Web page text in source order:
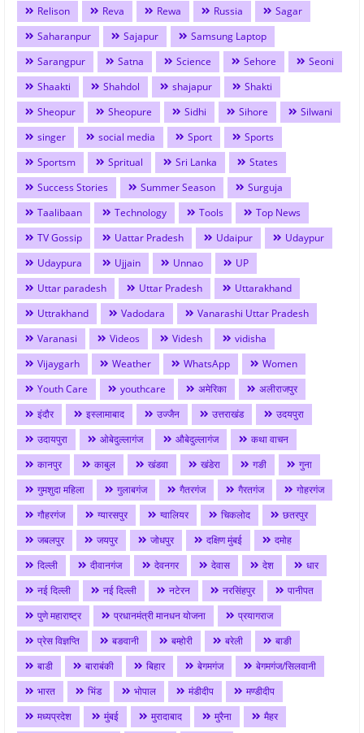
Relison
Reva Rewa Russia
Sagar
Saharanpur
Sajapur
Samsung Laptop
Sarangpur
Satna Science Sehore
Seoni
Shaakti
Shahdol shajapur
Shakti
Sheopur
Sheopure Sidhi Sihore
Silwani
singer
social media Sport
Sports
Sportsm
Spritual Sri Lanka
States
Success Stories
Summer Season
Surguja
Taalibaan
Technology Tools
Top News
TV Gossip
Uattar Pradesh Udaipur
Udaypur
Udaypura
Ujjain Unnao
UP
Uttar paradesh
Uttar Pradesh
Uttarakhand
Uttrakhand
Vadodara
Vanarashi Uttar Pradesh
Varanasi
Videos Videsh
vidisha
Vijaygarh
Weather WhatsApp
Women
Youth Care
youthcare अमेरिका
अलीराजपुर
इंदौर
इस्लामाबाद उज्जैन उत्तराखंड
उदयपुरा
उदायपुरा
ओबेदुल्लागंज औबेदुल्लागंज
कथा वाचन
कानपुर
काबुल खंडवा खंडेरा गङी
गुना
गुमशुदा महिला
गुलाबगंज गैतरगंज गैरतगंज
गोहरगंज
गौहरगंज
ग्यारसपुर ग्वालियर चिकलोद
छतरपुर
जबलपुर
जयपुर जोधपुर दक्षिण मुंबई
दमोह
दिल्ली
दीवानगंज देवनगर देवास देश
धार
नई दिल्ली
नई दिल्ली नटेरन नरसिंहपुर
पानीपत
पुणे महाराष्ट्र
प्रधानमंत्री मानधन योजना
प्रयागराज
प्रेस विज्ञप्ति
बङवानी बम्होरी बरेली
बाङी
बाडी
बाराबंकी बिहार बेगमगंज
बेगमगंज/सिलवानी
भारत
भिंड भोपाल मंडीदीप
मण्डीदीप
मध्यप्रदेश
मुंबई मुरादाबाद मुरैना
मैहर